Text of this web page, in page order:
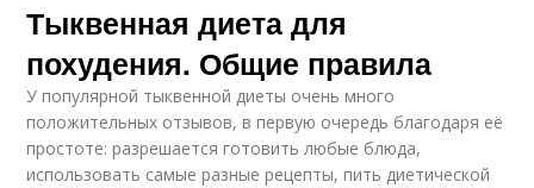
Тыквенная диета для
похудения. Общие правила
У популярной тыквенной диеты очень много
положительных отзывов, в первую очередь благодаря её
простоте: разрешается готовить любые блюда,
использовать самые разные рецепты, пить диетической